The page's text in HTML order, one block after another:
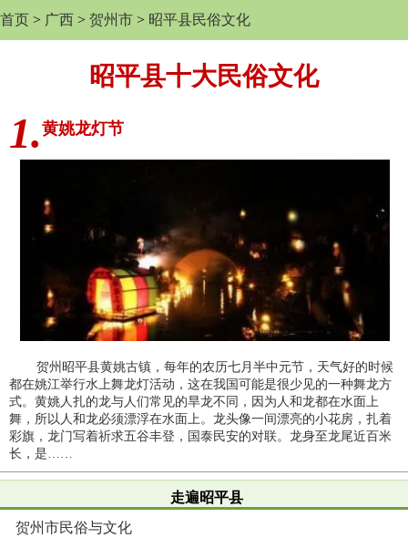
首页 > 广西 > 贺州市 > 昭平县民俗文化
昭平县十大民俗文化
1. 黄姚龙灯节
贺州昭平县黄姚古镇，每年的农历七月半中元节，天气好的时候
都在姚江举行水上舞龙灯活动，这在我国可能是很少见的一种舞龙方
式。黄姚人扎的龙与人们常见的旱龙不同，因为人和龙都在水面上
舞，所以人和龙必须漂浮在水面上。龙头像一间漂亮的小花房，扎着
彩旗，龙门写着祈求五谷丰登，国泰民安的对联。龙身至龙尾近百米
长，是……
走遍昭平县
贺州市民俗与文化